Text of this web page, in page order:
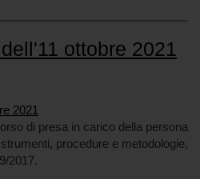
ottobre 2021
2021
di presa in carico della persona
procedure e metodologie,
2017.